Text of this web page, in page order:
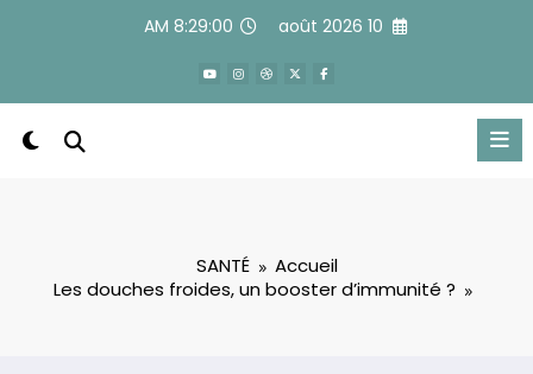
10 août 2026
8:29:01 AM
Accueil
SANTÉ
Les douches froides, un booster d’immunité ?